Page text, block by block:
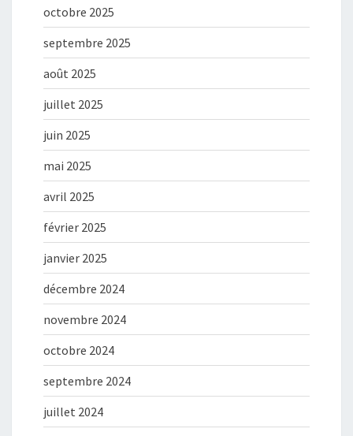
octobre 2025
septembre 2025
août 2025
juillet 2025
juin 2025
mai 2025
avril 2025
février 2025
janvier 2025
décembre 2024
novembre 2024
octobre 2024
septembre 2024
juillet 2024